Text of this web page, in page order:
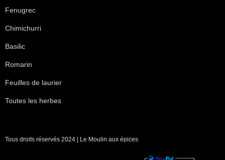
Fenugrec
Chimichurri
Basilic
Romarin
Feuilles de laurier
Toutes les herbes
Tous droits réservés 2024 | Le Moulin aux épices